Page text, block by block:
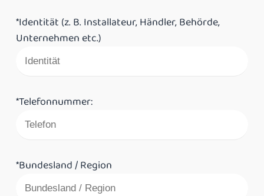
*Identität (z. B. Installateur, Händler, Behörde,
Unternehmen etc.)
*Telefonnummer:
*Bundesland / Region